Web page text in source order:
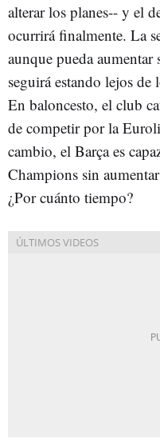
alterar los planes-- y el
ocurrirá finalmente. La
aunque pueda aumentar
seguirá estando lejos
En baloncesto, el club
de competir por la
cambio, el Barça es
Champions sin
¿Por cuánto tiempo?